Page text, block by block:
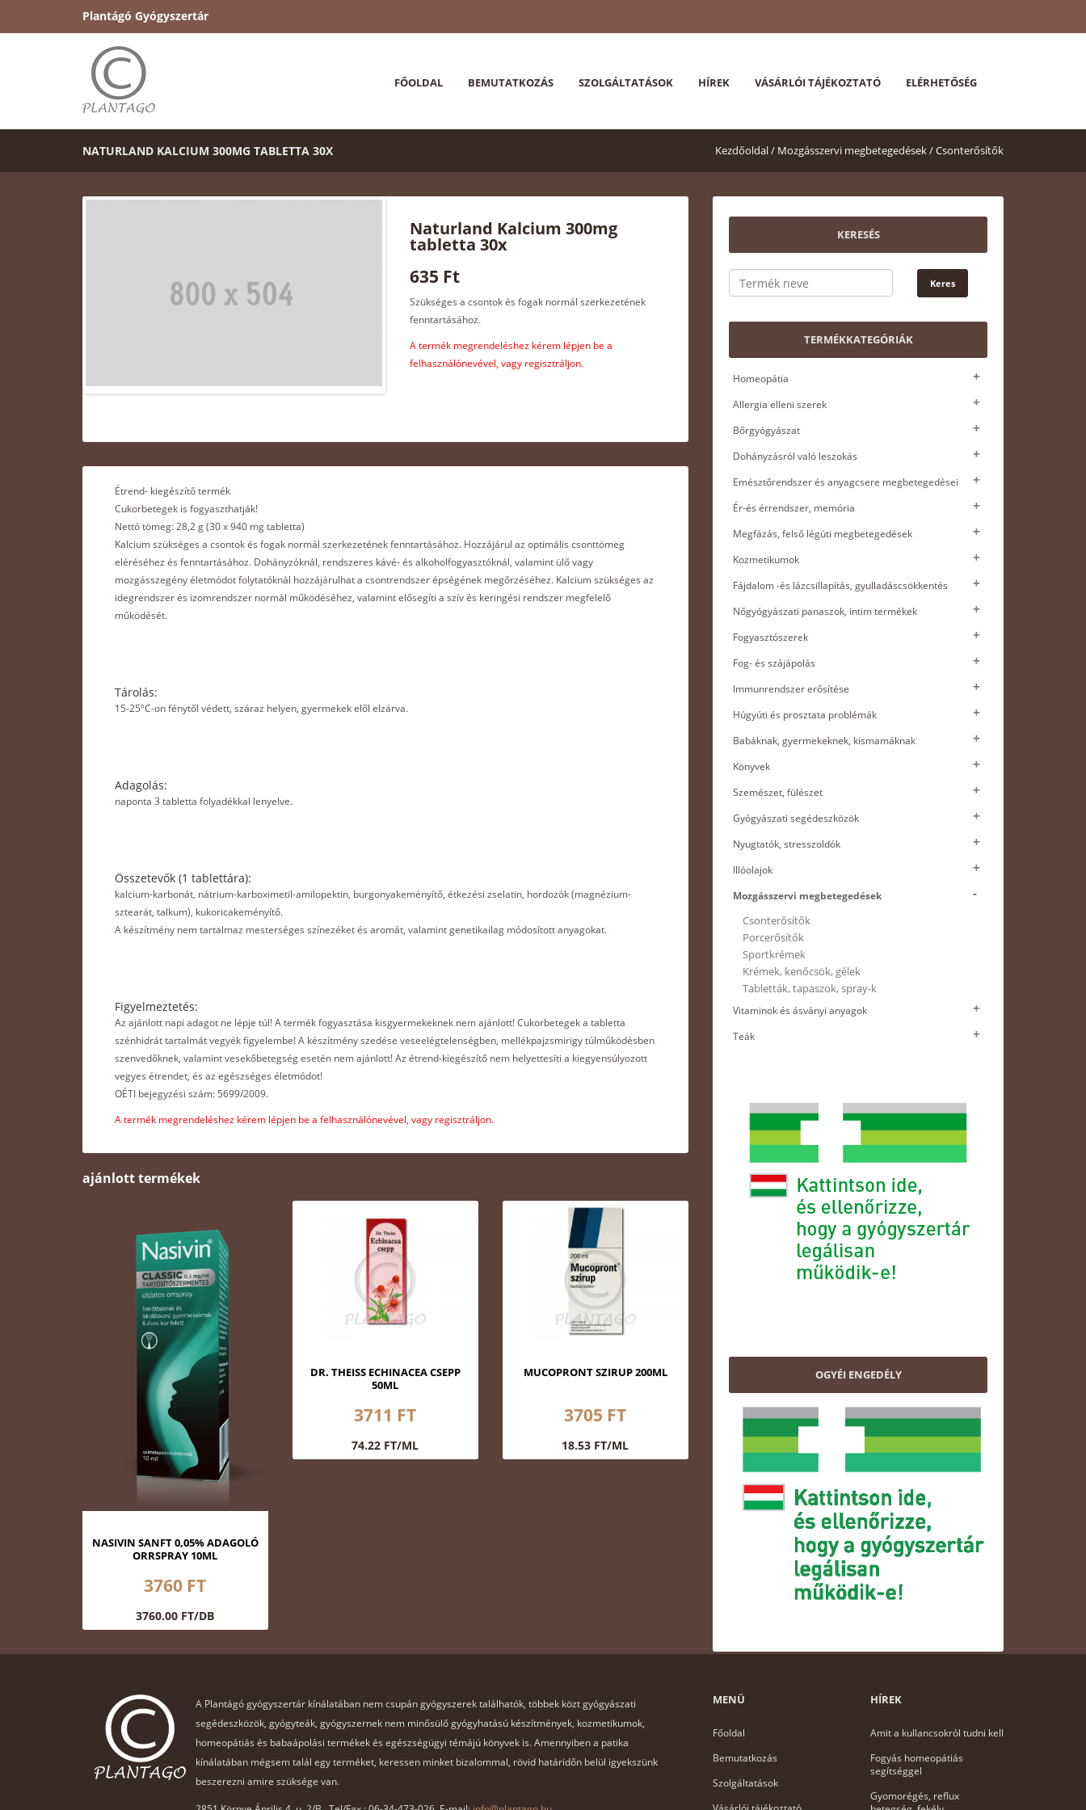
Plantágó Gyógyszertár
FŐOLDAL BEMUTATKOZÁS SZOLGÁLTATÁSOK HÍREK VÁSÁRLÓI TÁJÉKOZTATÓ ELÉRHETŐSÉG
NATURLAND KALCIUM 300MG TABLETTA 30X Kezdőoldal / Mozgásszervi megbetegedések /Csonterősítők
Naturland Kalcium 300mg
tabletta 30x
635 Ft
Szükséges a csontok és fogak normál szerkezetének
fenntartásához.
A termék megrendeléshez kérem lépjen be a
felhasználónevével, vagy regisztráljon.
Étrend- kiegészítő termék
Cukorbetegek is fogyaszthatják!
Nettó tömeg: 28,2 g (30 x 940 mg tabletta)
Kalcium szükséges a csontok és fogak normál szerkezetének fenntartásához. Hozzájárul az optimális csonttömeg
eléréséhez és fenntartásához. Dohányzóknál, rendszeres kávé- és alkoholfogyasztóknál, valamint ülő vagy
mozgásszegény életmódot folytatóknál hozzájárulhat a csontrendszer épségének megőrzéséhez. Kalcium szükséges az
idegrendszer és izomrendszer normál működéséhez, valamint elősegíti a szív és keringési rendszer megfelelő
működését.
Tárolás:
15-25ºC-on fénytől védett, száraz helyen, gyermekek elől elzárva.
Adagolás:
naponta 3 tabletta folyadékkal lenyelve.
Összetevők (1 tablettára):
kalcium-karbonát, nátrium-karboximetil-amilopektin, burgonyakeményítő, étkezési zselatin, hordozók (magnézium-
sztearát, talkum), kukoricakeményítő.
A készítmény nem tartalmaz mesterséges színezéket és aromát, valamint genetikailag módosított anyagokat.
Figyelmeztetés:
Az ajánlott napi adagot ne lépje túl! A termék fogyasztása kisgyermekeknek nem ajánlott! Cukorbetegek a tabletta
szénhidrát tartalmát vegyék figyelembe! A készítmény szedése veseelégtelenségben, mellékpajzsmirigy túlműködésben
szenvedőknek, valamint vesekőbetegség esetén nem ajánlott! Az étrend-kiegészítő nem helyettesíti a kiegyensúlyozott
vegyes étrendet, és az egészséges életmódot!
OÉTI bejegyzési szám: 5699/2009.
A termék megrendeléshez kérem lépjen be a felhasználónevével, vagy regisztráljon.
ajánlott termékek
NASIVIN SANFT 0,05% ADAGOLÓ
ORRSPRAY 10ML
3760 FT
3760.00 FT/DB
DR. THEISS ECHINACEA CSEPP
50ML
3711 FT
74.22 FT/ML
MUCOPRONT SZIRUP 200ML
3705 FT
18.53 FT/ML
KERESÉS
TERMÉKKATEGÓRIÁK
Homeopátia
Allergia elleni szerek
Bőrgyógyászat
Dohányzásról való leszokás
Emésztőrendszer és anyagcsere megbetegedései
Ér-és érrendszer, memória
Megfázás, felső légúti megbetegedések
Kozmetikumok
Fájdalom -és lázcsillapítás, gyulladáscsökkentés
Nőgyógyászati panaszok, intim termékek
Fogyasztószerek
Fog- és szájápolás
Immunrendszer erősítése
Húgyúti és prosztata problémák
Babáknak, gyermekeknek, kismamáknak
Könyvek
Szemészet, fülészet
Gyógyászati segédeszközök
Nyugtatók, stresszoldók
Illóolajok
Mozgásszervi megbetegedések
Csonterősítők
Porcerősítők
Sportkrémek
Krémek, kenőcsök, gélek
Tabletták, tapaszok, spray-k
Vitaminok és ásványi anyagok
Teák
OGYÉI ENGEDÉLY
A Plantágó gyógyszertár kínálatában nem csupán gyógyszerek találhatók, többek közt gyógyászati
segédeszközök, gyógyteák, gyógyszernek nem minősülő gyógyhatású készítmények, kozmetikumok,
homeopátiás és babaápolási termékek és egészségügyi témájú könyvek is. Amennyiben a patika
kínálatában mégsem talál egy terméket, keressen minket bizalommal, rövid határidőn belül igyekszünk
beszerezni amire szüksége van.
MENÜ
Főoldal
Bemutatkozás
Szolgáltatások
HÍREK
Amit a kullancsokról tudni kell
Fogyás homeopátiás
segítséggel
Gyomorégés, reflux